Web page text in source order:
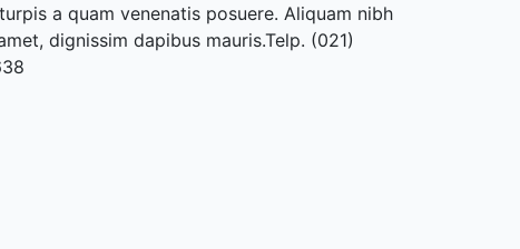
a quam venenatis posuere. Aliquam nibh
dignissim dapibus mauris.Telp. (021)